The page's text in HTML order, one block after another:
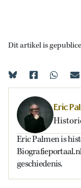
Dit artikel is
Eric
Eric Palmen is
geschiedenis.